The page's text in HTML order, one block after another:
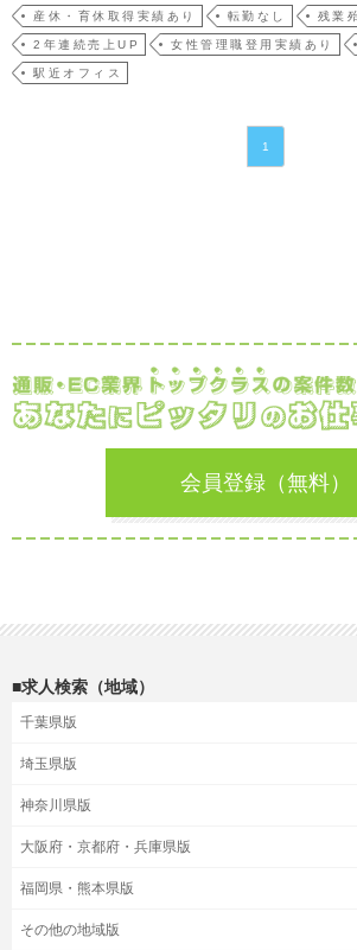
産休・育休取得実績あり 転勤なし 残業
2年連続売上UP 女性管理職登用実績あり
駅近オフィス
1
会員登録（無料）
■求人検索（地域）
千葉県版
埼玉県版
神奈川県版
大阪府・京都府・兵庫県版
福岡県・熊本県版
その他の地域版